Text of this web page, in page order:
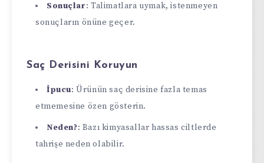
Sonuçlar: Talimatlara uymak, istenmeyen
sonuçların önüne geçer.
Saç Derisini Koruyun
İpucu: Ürünün saç derisine fazla temas
etmemesine özen gösterin.
Neden?: Bazı kimyasallar hassas ciltlerde
tahrişe neden olabilir.